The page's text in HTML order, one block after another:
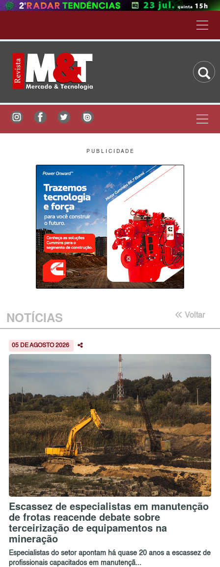
P U B L I C I D A D E
NOTÍCIAS Voltar
05 DE AGOSTO 2026
Escassez de especialistas em manutenção
de frotas reacende debate sobre
terceirização de equipamentos na
mineração
Especialistas do setor apontam há quase 20 anos a escassez de
profissionais capacitados em manutençã...